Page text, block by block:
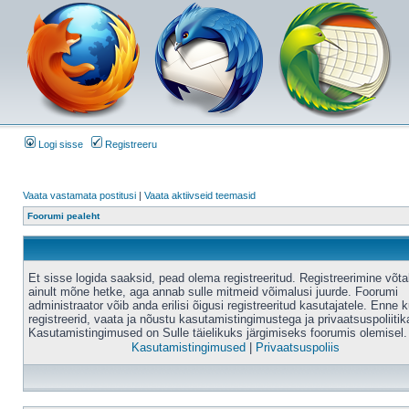
Logi sisse Registreeru
Vaata vastamata postitusi | Vaata aktiivseid teemasid
Foorumi pealeht
Et sisse logida saaksid, pead olema registreeritud. Registreerimine
ainult mõne hetke, aga annab sulle mitmeid võimalusi juurde. Foorumi
administraator võib anda erilisi õigusi registreeritud kasutajatele. Enne
registreerid, vaata ja nõustu kasutamistingimustega ja
Kasutamistingimused on Sulle täielikuks järgimiseks foorumis olemisel.
Kasutamistingimused
Privaatsuspoliis